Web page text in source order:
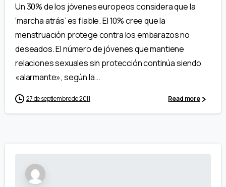
Un 30% de los jóvenes europeos considera que la
‘marcha atrás’ es fiable. El 10% cree que la
menstruación protege contra los embarazos no
deseados. El número de jóvenes que mantiene
relaciones sexuales sin protección continúa siendo
«alarmante», según la...
27 de septiembre de 2011 Read more